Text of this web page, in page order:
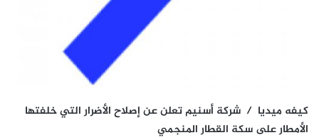
كيفه ميديا / شركة أسنيم تعلن عن إصلاح الأضرار التي خلفتها
الأمطار على سكة القطار المنجمي